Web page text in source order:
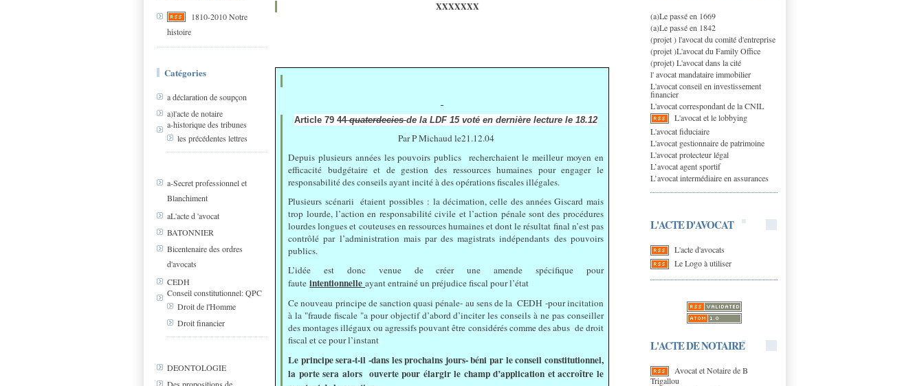
1810-2010 Notre
histoire
Catégories
a déclaration de soupçon
a)l'acte de notaire
a-historique des tribunes
les précédentes lettres
a-Secret professionnel et
Blanchiment
aL'acte d 'avocat
BATONNIER
Bicentenaire des ordres
d'avocats
CEDH
Conseil constitutionnel: QPC
Droit de l'Homme
Droit financier
DEONTOLOGIE
(a)Le passé en 1669
(a)Le passé en 1842
(projet ) l'avocat du comité d'entreprise
(projet )L'avocat du Family Office
(projet) L'avocat dans la cité
l' avocat mandataire immobilier
L'avocat conseil en investissement
financier
L'avocat correspondant de la CNIL
L'avocat et le lobbying
L'avocat fiduciaire
L'avocat gestionnaire de patrimoine
L'avocat protecteur légal
L’avocat agent sportif
L’avocat intermédiaire en assurances
L'ACTE D'AVOCAT
L'acte d'avocats
Le Logo à utiliser
L'ACTE DE NOTAIRE
Avocat et Notaire de B
Trigallou
XXXXXXX
Article 79 44quaterdeciesde la LDF 15 voté en dernière lecture le 18.12
Par P Michaud le21.12.04
Depuis plusieurs années les pouvoirs publics recherchaient le meilleur moyen en
efficacité budgétaire et de gestion des ressources humaines pour engager le
responsabilité des conseils ayant incité à des opérations fiscales illégales.
Plusieurs scénarii étaient possibles : la décimation, celle des années Giscard mais
trop lourde, l’action en responsabilité civile et l’action pénale sont des procédures
lourdes longues et couteuses en ressources humaines et dont le résultat final n’est pas
contrôlé par l’administration mais par des magistrats indépendants des pouvoirs
publics.
L’idée est donc venue de créer une amende spécifique pour
fauteintentionnelleayant entrainé un préjudice fiscal pour l’état
Ce nouveau principe de sanction quasi pénale- au sens de la CEDH -pour incitation
à la "fraude fiscale "a pour objectif d’abord d’inciter les conseils à ne pas conseiller
des montages illégaux ou agressifs pouvant être considérés comme des abus de droit
fiscal et ce pour l’instant
Le principe sera-t-il -dans les prochains jours- béni par le conseil constitutionnel,
la porte sera alors ouverte pour élargir le champ d’application et accroître le